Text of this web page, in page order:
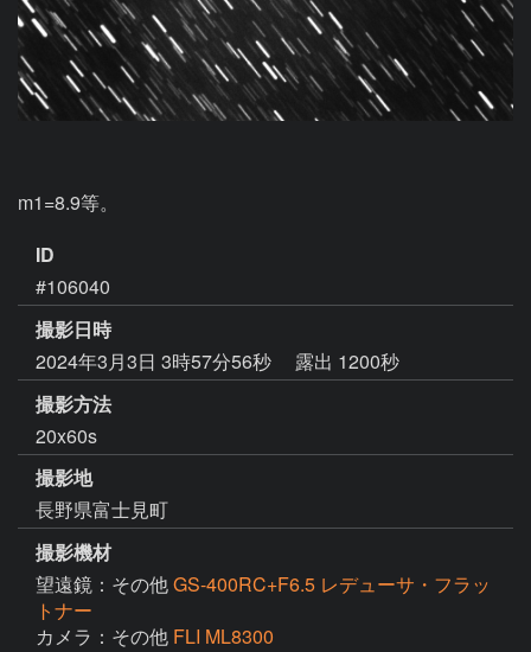
m1=8.9等。
ID
#106040
撮影日時
2024年3月3日 3時57分56秒
露出 1200秒
撮影方法
20x60s
撮影地
長野県富士見町
撮影機材
望遠鏡：その他GS-400RC+F6.5 レデューサ・フラッ
トナー
カメラ：その他 FLI ML8300